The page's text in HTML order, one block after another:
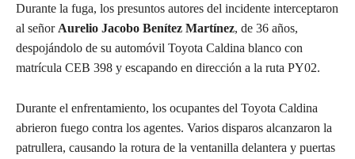
Durante la fuga, los presuntos autores del incidente interceptaron
al señor Aurelio Jacobo Benítez Martínez, de 36 años,
despojándolo de su automóvil Toyota Caldina blanco con
matrícula CEB 398 y escapando en dirección a la ruta PY02.
Durante el enfrentamiento, los ocupantes del Toyota Caldina
abrieron fuego contra los agentes. Varios disparos alcanzaron la
patrullera, causando la rotura de la ventanilla delantera y puertas